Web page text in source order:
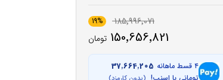
185٬996٬071 19%
150٬656٬821 تومان
۴ قسط ماهانه
37٬664٬205